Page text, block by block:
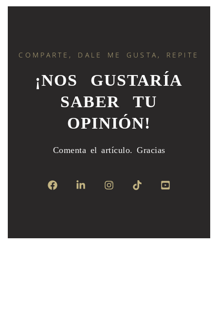
COMPARTE, DALE ME GUSTA, REPITE
¡NOS GUSTARÍA
SABER TU
OPINIÓN!
Comenta el artículo. Gracias